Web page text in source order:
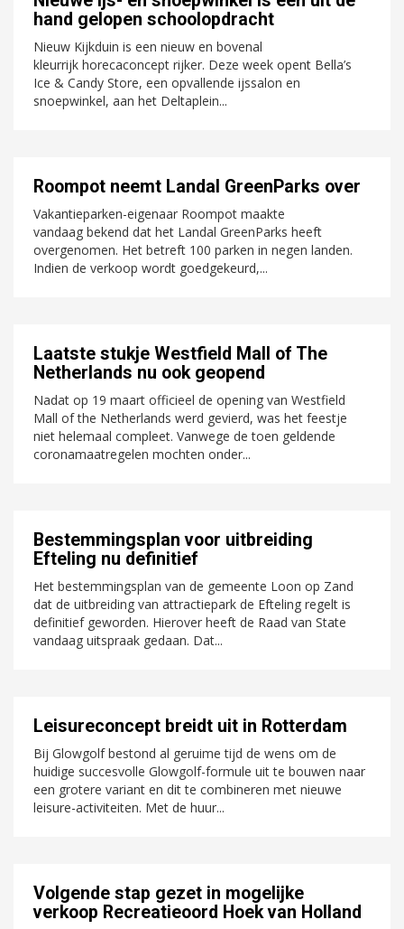
hand gelopen schoolopdracht
Nieuw Kijkduin is een nieuw en bovenal
kleurrijk horecaconcept rijker. Deze week opent Bella’s
Ice & Candy Store, een opvallende ijssalon en
snoepwinkel, aan het Deltaplein...
Roompot neemt Landal GreenParks over
Vakantieparken-eigenaar Roompot maakte
vandaag bekend dat het Landal GreenParks heeft
overgenomen. Het betreft 100 parken in negen landen.
Indien de verkoop wordt goedgekeurd,...
Laatste stukje Westfield Mall of The
Netherlands nu ook geopend
Nadat op 19 maart officieel de opening van Westfield
Mall of the Netherlands werd gevierd, was het feestje
niet helemaal compleet. Vanwege de toen geldende
coronamaatregelen mochten onder...
Bestemmingsplan voor uitbreiding
Efteling nu definitief
Het bestemmingsplan van de gemeente Loon op Zand
dat de uitbreiding van attractiepark de Efteling regelt is
definitief geworden. Hierover heeft de Raad van State
vandaag uitspraak gedaan. Dat...
Leisureconcept breidt uit in Rotterdam
Bij Glowgolf bestond al geruime tijd de wens om de
huidige succesvolle Glowgolf-formule uit te bouwen naar
een grotere variant en dit te combineren met nieuwe
leisure-activiteiten. Met de huur...
Volgende stap gezet in mogelijke
verkoop Recreatieoord Hoek van Holland